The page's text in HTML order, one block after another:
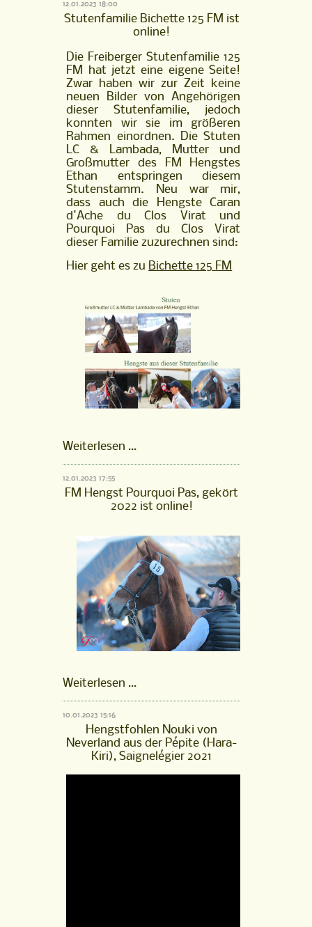
vom
Kappensand
ist
online!
12.01.2023 18:00
Stutenfamilie Bichette 125 FM ist
online!
Die Freiberger Stutenfamilie 125
FM hat jetzt eine eigene Seite!
Zwar haben wir zur Zeit keine
neuen Bilder von Angehörigen
dieser Stutenfamilie, jedoch
konnten wir sie im größeren
Rahmen einordnen. Die Stuten
LC & Lambada, Mutter und
Großmutter des FM Hengstes
Ethan entspringen diesem
Stutenstamm. Neu war mir,
dass auch die Hengste Caran
d'Ache du Clos Virat und
Pourquoi Pas du Clos Virat
dieser Familie zuzurechnen sind:
Hier geht es zu Bichette 125 FM
Weiterlesen …Stutenfamilie
ist
online!
12.01.2023 17:55
FM Hengst Pourquoi Pas, gekört
2022 ist online!
Weiterlesen …FM
Pas,
gekört
2022
ist
online!
10.01.2023 15:16
Hengstfohlen Nouki von
Neverland aus der Pépite (Hara-
Kiri), Saignelégier 2021